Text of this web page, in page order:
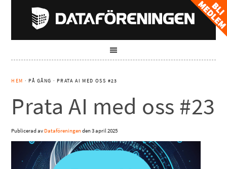
HEM · PÅ GÅNG · PRATA AI MED OSS #23
Prata AI med oss #23
Publicerad av Dataföreningenden3 april 2025